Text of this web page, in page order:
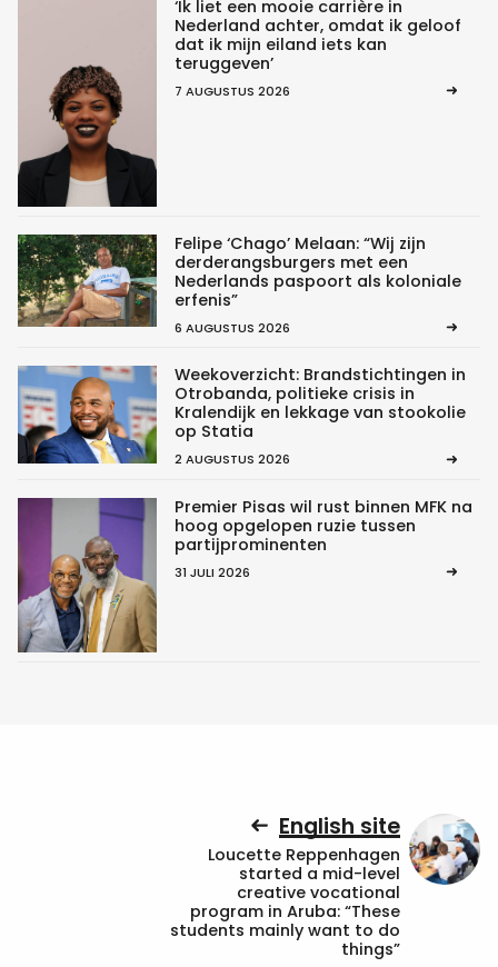
‘Ik liet een mooie carrière in
Nederland achter, omdat ik geloof
dat ik mijn eiland iets kan
teruggeven’
7 AUGUSTUS 2026
Felipe ‘Chago’ Melaan: “Wij zijn
derderangsburgers met een
Nederlands paspoort als koloniale
erfenis”
6 AUGUSTUS 2026
Weekoverzicht: Brandstichtingen in
Otrobanda, politieke crisis in
Kralendijk en lekkage van stookolie
op Statia
2 AUGUSTUS 2026
Premier Pisas wil rust binnen MFK na
hoog opgelopen ruzie tussen
partijprominenten
31 JULI 2026
English site
Loucette Reppenhagen
started a mid-level
creative vocational
program in Aruba: “These
students mainly want to do
things”